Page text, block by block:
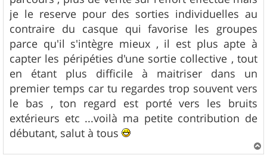
je le reserve pour des sorties individuelles au
contraire du casque qui favorise les groupes
parce qu'il s'intègre mieux , il est plus apte à
capter les péripéties d'une sortie collective , tout
en étant plus difficile à maitriser dans un
premier temps car tu regardes trop souvent vers
le bas , ton regard est porté vers les bruits
extérieurs etc ...voilà ma petite contribution de
débutant, salut à tous